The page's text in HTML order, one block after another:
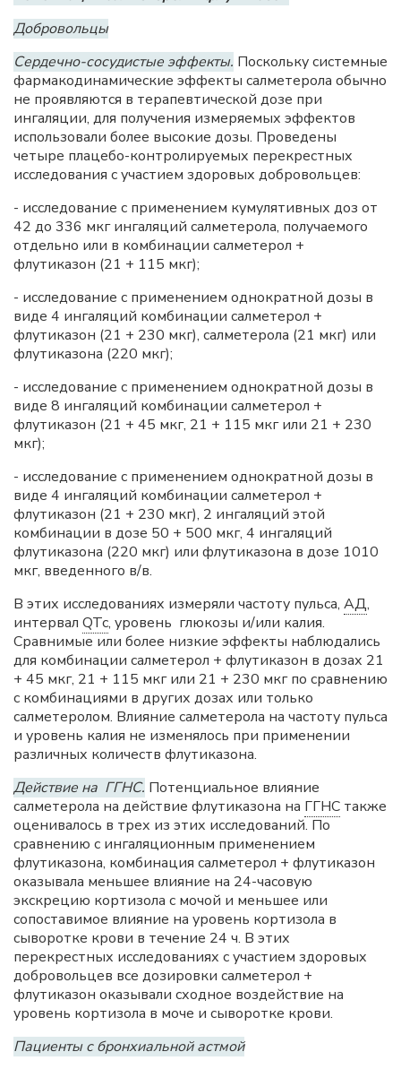
Добровольцы
Сердечно-сосудистые эффекты. Поскольку системные
фармакодинамические эффекты салметерола обычно
не проявляются в терапевтической дозе при
ингаляции, для получения измеряемых эффектов
использовали более высокие дозы. Проведены
четыре плацебо-контролируемых перекрестных
исследования с участием здоровых добровольцев:
- исследование с применением кумулятивных доз от
42 до 336 мкг ингаляций салметерола, получаемого
отдельно или в комбинации салметерол +
флутиказон (21 + 115 мкг);
- исследование с применением однократной дозы в
виде 4 ингаляций комбинации салметерол +
флутиказон (21 + 230 мкг), салметерола (21 мкг) или
флутиказона (220 мкг);
- исследование с применением однократной дозы в
виде 8 ингаляций комбинации салметерол +
флутиказон (21 + 45 мкг, 21 + 115 мкг или 21 + 230
мкг);
- исследование с применением однократной дозы в
виде 4 ингаляций комбинации салметерол +
флутиказон (21 + 230 мкг), 2 ингаляций этой
комбинации в дозе 50 + 500 мкг, 4 ингаляций
флутиказона (220 мкг) или флутиказона в дозе 1010
мкг, введенного в/в.
В этих исследованиях измеряли частоту пульса, АД,
интервал QTc, уровень глюкозы и/или калия.
Сравнимые или более низкие эффекты наблюдались
для комбинации салметерол + флутиказон в дозах 21
+ 45 мкг, 21 + 115 мкг или 21 + 230 мкг по сравнению
с комбинациями в других дозах или только
салметеролом. Влияние салметерола на частоту пульса
и уровень калия не изменялось при применении
различных количеств флутиказона.
Действие на ГГНС. Потенциальное влияние
салметерола на действие флутиказона на ГГНС также
оценивалось в трех из этих исследований. По
сравнению с ингаляционным применением
флутиказона, комбинация салметерол + флутиказон
оказывала меньшее влияние на 24-часовую
экскрецию кортизола с мочой и меньшее или
сопоставимое влияние на уровень кортизола в
сыворотке крови в течение 24 ч. В этих
перекрестных исследованиях с участием здоровых
добровольцев все дозировки салметерол +
флутиказон оказывали сходное воздействие на
уровень кортизола в моче и сыворотке крови.
Пациенты с бронхиальной астмой